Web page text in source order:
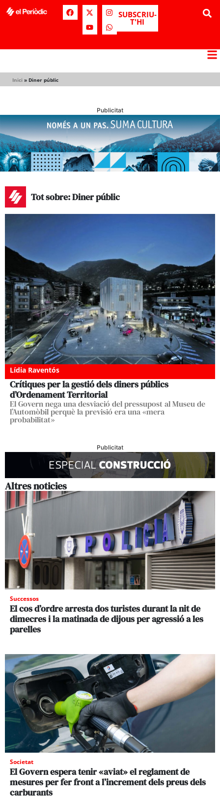
SUBSCRIU-
T'HI
Inici » Diner públic
Publicitat
Tot sobre: Diner públic
Lídia Raventós
Crítiques per la gestió dels diners públics
d’Ordenament Territorial
El Govern nega una desviació del pressupost al Museu de
l’Automòbil perquè la previsió era una «mera
probabilitat»
Publicitat
Altres noticies
Successos
El cos d’ordre arresta dos turistes durant la nit de
dimecres i la matinada de dijous per agressió a les
parelles
Societat
El Govern espera tenir «aviat» el reglament de
mesures per fer front a l’increment dels preus dels
carburants